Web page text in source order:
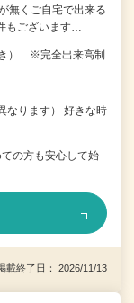
無くご自宅で出来る
もございます…
き） ※完全出来高制
なります） 好きな時
の方も安心して始
終了日： 2026/11/13